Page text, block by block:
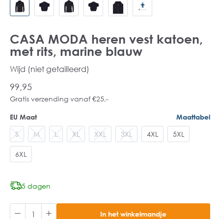
CASA MODA heren vest katoen,
met rits, marine blauw
Wijd (niet getailleerd)
99,95
Gratis verzending vanaf €25,-
EU Maat Maattabel
S M L XL XXL 3XL 4XL 5XL
6XL
5 dagen
In het winkelmandje